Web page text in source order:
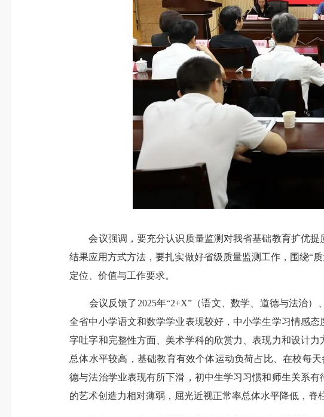
会议强调，要充分认识质量监测对我省基础教育扩优提
结果应用方式方法，要扎实做好省级质量监测工作，围绕“
定位、价值与工作要求。
会议反馈了2025年“2+X”（语文、数学、道德与法治）
全省中小学语文和数学学业表现较好，中小学生学习情感
字吐字和完整性方面、美术学科的欣赏力、表现力和设计
总体水平较高，基础教育有效个体运动负荷占比、在校每
德与法治学业表现有所下滑，初中生学习习惯和师生关系
的艺术创造力相对薄弱，屈光近视正常率总体水平降低，脊